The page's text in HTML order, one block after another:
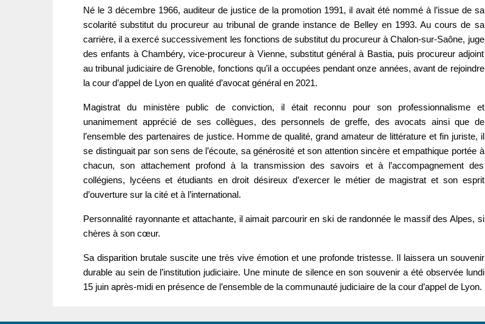
Né le 3 décembre 1966, auditeur de justice de la promotion 1991, il avait été nommé à l’issue de sa
scolarité substitut du procureur au tribunal de grande instance de Belley en 1993. Au cours de sa
carrière, il a exercé successivement les fonctions de substitut du procureur à Chalon-sur-Saône, juge
des enfants à Chambéry, vice-procureur à Vienne, substitut général à Bastia, puis procureur adjoint
au tribunal judiciaire de Grenoble, fonctions qu’il a occupées pendant onze années, avant de rejoindre
la cour d’appel de Lyon en qualité d’avocat général en 2021.
Magistrat du ministère public de conviction, il était reconnu pour son professionnalisme et
unanimement apprécié de ses collègues, des personnels de greffe, des avocats ainsi que de
l’ensemble des partenaires de justice. Homme de qualité, grand amateur de littérature et fin juriste, il
se distinguait par son sens de l’écoute, sa générosité et son attention sincère et empathique portée à
chacun, son attachement profond à la transmission des savoirs et à l’accompagnement des
collégiens, lycéens et étudiants en droit désireux d’exercer le métier de magistrat et son esprit
d’ouverture sur la cité et à l’international.
Personnalité rayonnante et attachante, il aimait parcourir en ski de randonnée le massif des Alpes, si
chères à son cœur.
Sa disparition brutale suscite une très vive émotion et une profonde tristesse. Il laissera un souvenir
durable au sein de l’institution judiciaire. Une minute de silence en son souvenir a été observée lundi
15 juin après-midi en présence de l’ensemble de la communauté judiciaire de la cour d’appel de Lyon.